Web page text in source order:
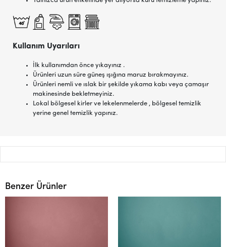
Kullanım Uyarıları
İlk kullanımdan önce yıkayınız .
Ürünleri uzun süre güneş ışığına maruz bırakmayınız.
Ürünleri nemli ve ıslak bir şekilde yıkama kabı veya çamaşır
makinesinde bekletmeyiniz.
Lokal bölgesel kirler ve lekelenmelerde , bölgesel temizlik
yerine genel temizlik yapınız.
Benzer Ürünler